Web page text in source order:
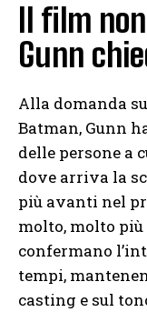
Il film
Gunn
Alla domanda
Batman, Gunn
delle persone a
dove arriva la
più avanti nel
molto, molto
confermano
tempi,
casting e sul